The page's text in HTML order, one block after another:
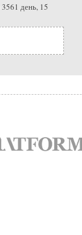
3561 день, 15